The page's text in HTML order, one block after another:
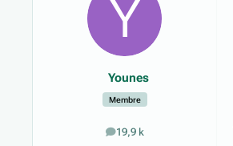
Younes
Membre
19,9 k
messages